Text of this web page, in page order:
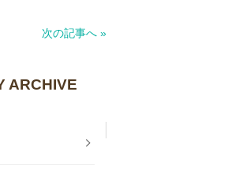
次の記事へ »
ARCHIVE